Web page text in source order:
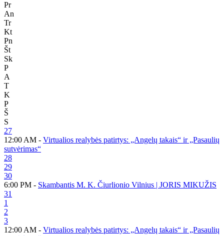
Pr
An
Tr
Kt
Pn
Št
Sk
P
A
T
K
P
Š
S
27
12:00 AM - Virtualios realybės patirtys: „Angelų takais“ ir „Pasaulių
sutvėrimas“
28
29
30
6:00 PM - Skambantis M. K. Čiurlionio Vilnius | JORIS MIKUŽIS
31
1
2
3
12:00 AM - Virtualios realybės patirtys: „Angelų takais“ ir „Pasaulių